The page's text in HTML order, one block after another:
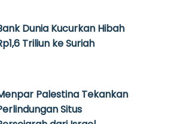
Dunia Kucurkan Hibah
Triliun ke Suriah
Palestina Tekankan
Situs